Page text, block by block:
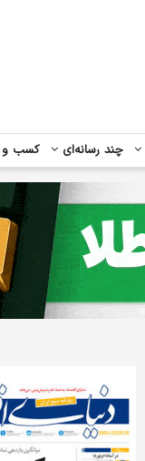
چند رسانه‌ای کسب و